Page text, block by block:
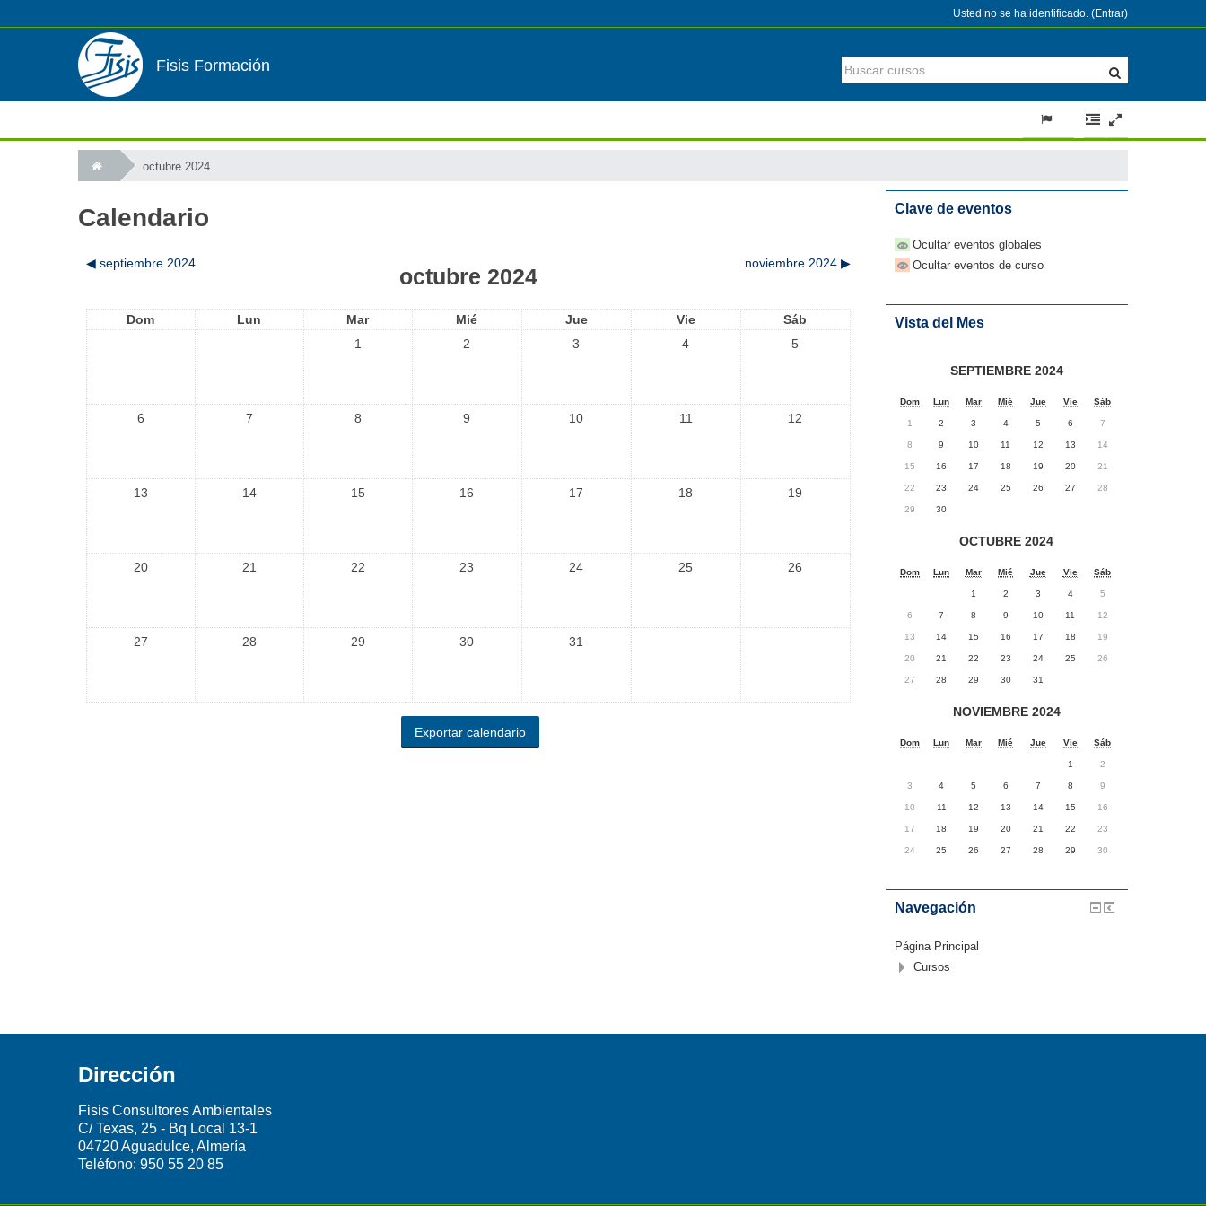
Usted no se ha identificado. (Entrar)
Fisis Formación
octubre 2024
Calendario
◀ septiembre 2024
octubre 2024
noviembre 2024 ▶
Dom Lun Mar Mié Jue Vie
Sáb
1
2 3 4 5
6 7 8 9 10 11 12
13 14 15 16 17 18 19
20 21 22 23 24 25 26
27 28 29 30 31
Clave de eventos
Ocultar eventos globales
Ocultar eventos de curso
Vista del Mes
SEPTIEMBRE 2024
Dom Lun Mar Mié Jue Vie Sáb
1 2 3 4 5 6 7
8 9 10 11 12 13 14
15 16 17 18 19 20 21
22 23 24 25 26 27 28
29 30
OCTUBRE 2024
Dom Lun Mar Mié Jue Vie Sáb
1 2 3 4 5
6 7 8 9 10 11 12
13 14 15 16 17 18 19
20 21 22 23 24 25 26
27 28 29 30 31
NOVIEMBRE 2024
Dom Lun Mar Mié Jue Vie Sáb
1 2
3 4 5 6 7 8 9
10 11 12 13 14 15 16
17 18 19 20 21 22 23
24 25 26 27 28 29 30
Navegación
Página Principal
Cursos
Dirección
Fisis Consultores Ambientales
C/ Texas, 25 - Bq Local 13-1
04720 Aguadulce, Almería
Teléfono: 950 55 20 85